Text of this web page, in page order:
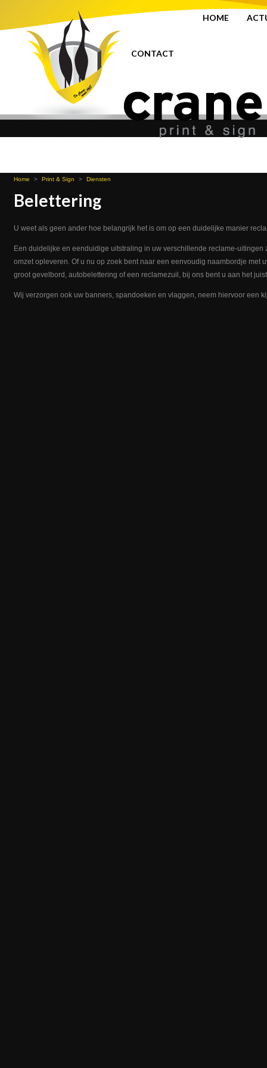
HOME
CONTACT
Home > Print & Sign > Diensten
Belettering
U weet als geen ander hoe belangrijk het is om op een duidelijke manier
Een duidelijke en eenduidige uitstraling in uw verschillende reclame-uitingen
omzet opleveren. Of u nu op zoek bent naar een eenvoudig naambordje met
groot gevelbord, autobelettering of een reclamezuil, bij ons bent u aan het
Wij verzorgen ook uw banners, spandoeken en vlaggen, neem hiervoor een